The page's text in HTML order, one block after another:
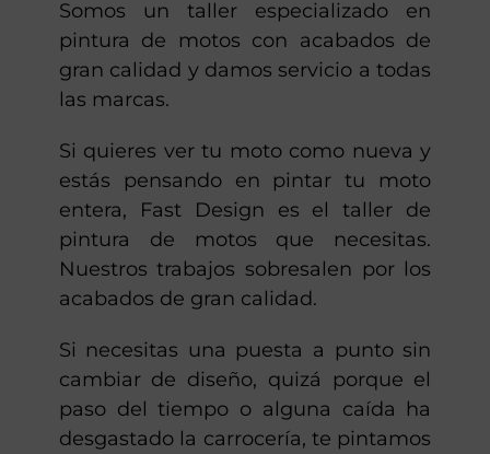
Somos un taller especializado en
pintura de motos con acabados de
gran calidad y damos servicio a todas
las marcas.
Si quieres ver tu moto como nueva y
estás pensando en pintar tu moto
entera, Fast Design es el taller de
pintura de motos que necesitas.
Nuestros trabajos sobresalen por los
acabados de gran calidad.
Si necesitas una puesta a punto sin
cambiar de diseño, quizá porque el
paso del tiempo o alguna caída ha
desgastado la carrocería, te pintamos